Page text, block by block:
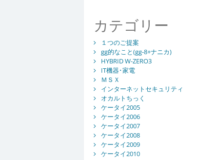
カテゴリー
１つのご提案
gg的なこと(gg-8+ナニカ)
HYBRID W-ZERO3
IT機器･家電
ＭＳＸ
インターネットセキュリティ
オカルトちっく
ケータイ2005
ケータイ2006
ケータイ2007
ケータイ2008
ケータイ2009
ケータイ2010